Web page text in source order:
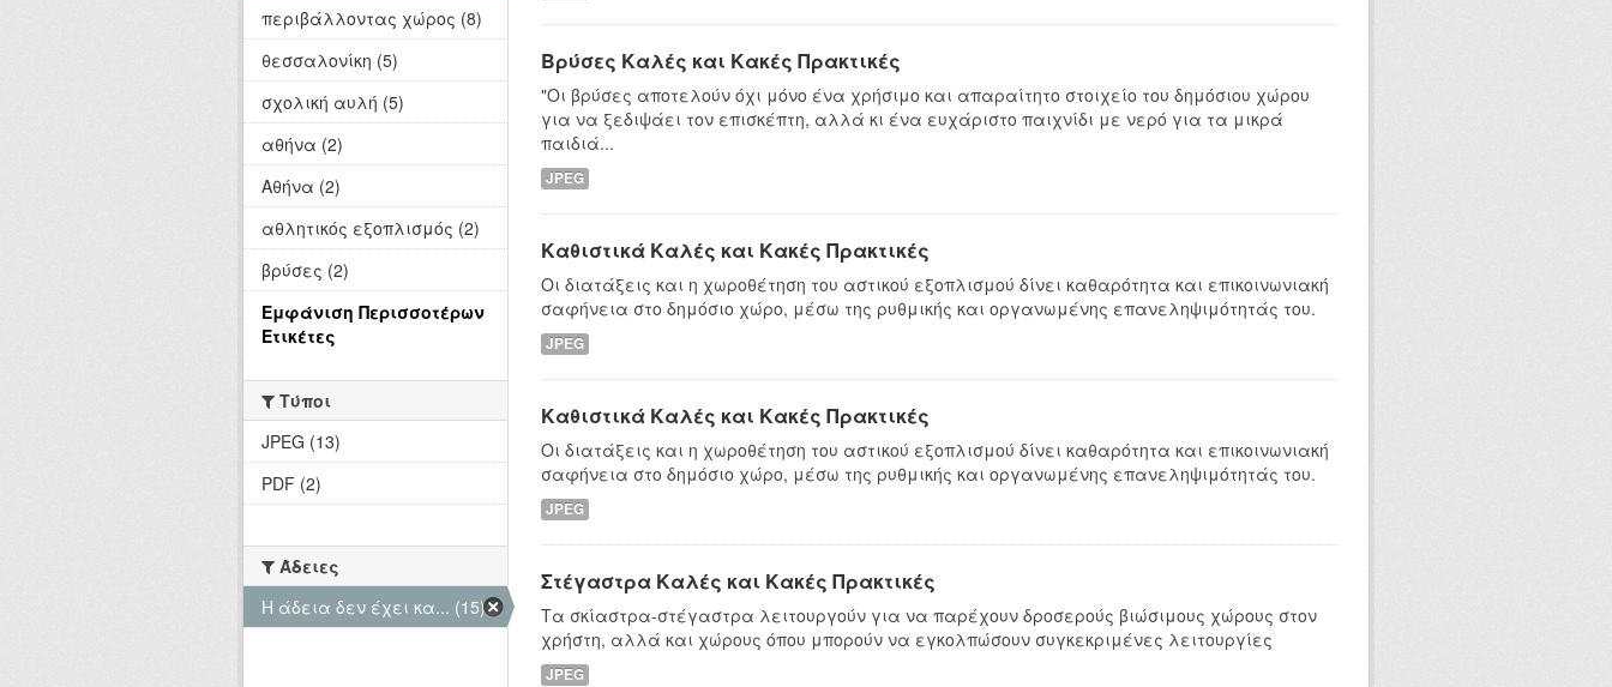
Βρύσες Καλές και Κακές Πρακτικές
"Οι βρύσες αποτελούν όχι μόνο ένα χρήσιμο και απαραίτητο στοιχείο του δημόσιου χώρου
για να ξεδιψάει τον επισκέπτη, αλλά κι ένα ευχάριστο παιχνίδι με νερό για τα μικρά
παιδιά...
JPEG
Καθιστικά Καλές και Κακές Πρακτικές
Οι διατάξεις και η χωροθέτηση του αστικού εξοπλισμού δίνει καθαρότητα και επικοινωνιακή
σαφήνεια στο δημόσιο χώρο, μέσω της ρυθμικής και οργανωμένης επανεληψιμότητάς του.
JPEG
Καθιστικά Καλές και Κακές Πρακτικές
Οι διατάξεις και η χωροθέτηση του αστικού εξοπλισμού δίνει καθαρότητα και επικοινωνιακή
σαφήνεια στο δημόσιο χώρο, μέσω της ρυθμικής και οργανωμένης επανεληψιμότητάς του.
JPEG
Στέγαστρα Καλές και Κακές Πρακτικές
Τα σκίαστρα-στέγαστρα λειτουργούν για να παρέχουν δροσερούς βιώσιμους χώρους στον
χρήστη, αλλά και χώρους όπου μπορούν να εγκολπώσουν συγκεκριμένες λειτουργίες
JPEG
περιβάλλοντας χώρος (8)
θεσσαλονίκη (5)
σχολική αυλή (5)
αθήνα (2)
Αθήνα (2)
αθλητικός εξοπλισμός (2)
βρύσες (2)
Εμφάνιση Περισσοτέρων
Ετικέτες
Τύποι
JPEG (13)
PDF (2)
Άδειες
Η άδεια δεν έχει κα... (15)